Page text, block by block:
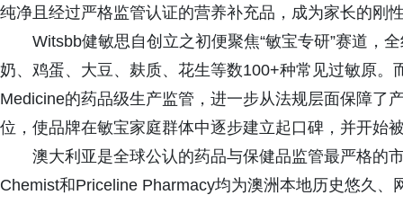
纯净且经过严格监管认证的营养补充品，成为家长的刚
Witsbb健敏思自创立之初便聚焦“敏宝专研”赛道，
奶、鸡蛋、大豆、麸质、花生等数100+种常见过敏原
Medicine的药品级生产监管，进一步从法规层面保障了
位，使品牌在敏宝家庭群体中逐步建立起口碑，并开始
澳大利亚是全球公认的药品与保健品监管最严格的
Chemist和Priceline Pharmacy均为澳洲本地历史悠久